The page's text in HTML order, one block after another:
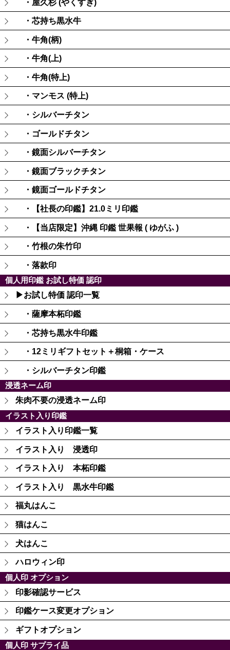
・屋久杉 (やくすぎ)
・芯持ち黒水牛
・牛角(柄)
・牛角(上)
・牛角(特上)
・マンモス (特上)
・シルバーチタン
・ゴールドチタン
・鏡面シルバーチタン
・鏡面ブラックチタン
・鏡面ゴールドチタン
・【社長の印鑑】21.0ミリ印鑑
・【当店限定】沖縄 印鑑 世果報 ( ゆがふ )
・竹根の朱竹印
・落款印
個人用印鑑 お試し特価 認印
▶お試し特価 認印一覧
・薩摩本柘印鑑
・芯持ち黒水牛印鑑
・12ミリギフトセット＋桐箱・ケース
・シルバーチタン印鑑
浸透ネーム印
朱肉不要の浸透ネーム印
イラスト入り印鑑
イラスト入り印鑑一覧
イラスト入り 浸透印
イラスト入り 本柘印鑑
イラスト入り 黒水牛印鑑
福丸はんこ
猫はんこ
犬はんこ
ハロウィン印
個人印 オプション
印影確認サービス
印鑑ケース変更オプション
ギフトオプション
個人印 サプライ品